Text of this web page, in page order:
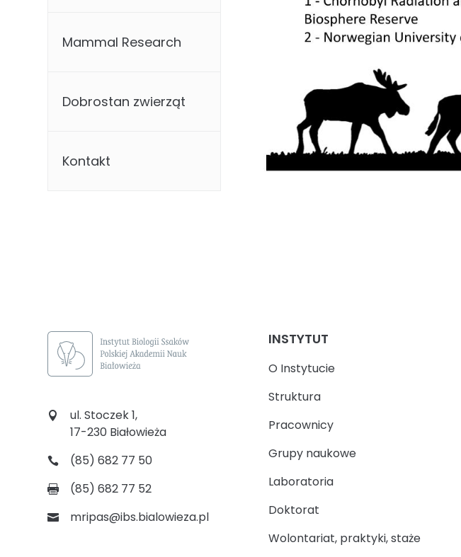
Mammal Research
Dobrostan zwierząt
Kontakt
ul. Stoczek 1,
17-230 Białowieża
(85) 682 77 50
(85) 682 77 52
mripas@ibs.bialowieza.pl
INSTYTUT
O Instytucie
Struktura
Pracownicy
Grupy naukowe
Laboratoria
Doktorat
Wolontariat, praktyki, staże